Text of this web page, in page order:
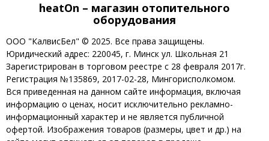
heatOn – магазин отопительного
оборудования
ООО "КалвисБел" © 2025. Все права защищены.
Юридический адрес: 220045, г. Минск ул. Школьная 21
Зарегистрирован в торговом реестре с 28 февраля 2017г.
Регистрация №135869, 2017-02-28, Мингорисполкомом.
Вся приведенная на данном сайте информация, включая
информацию о ценах, носит исключительно рекламно-
информационный характер и не является публичной
офертой. Изображения товаров (размеры, цвет и др.) на